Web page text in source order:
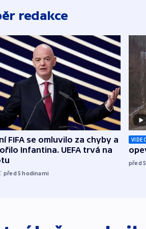
redakce
FIFA se omluvilo za chyby a
Infantina. UEFA trvá na
před 5hodinami
před